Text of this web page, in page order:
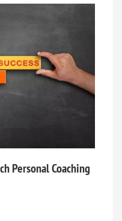
Personal Coaching